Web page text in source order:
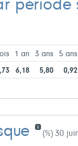
période
1 an 3 ans 5 ans
6,18 5,80 0,92
(%) 30